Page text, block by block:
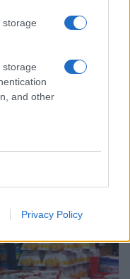
storage
storage
and other
Privacy Policy